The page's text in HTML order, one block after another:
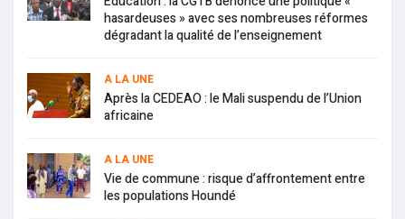
hasardeuses » avec ses nombreuses réformes
dégradant la qualité de l’enseignement
A LA UNE
Après la CEDEAO : le Mali suspendu de l’Union
africaine
A LA UNE
Vie de commune : risque d’affrontement entre
les populations Houndé